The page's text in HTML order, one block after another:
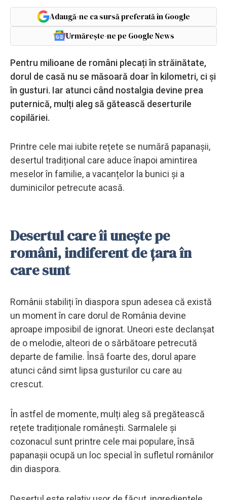
Adaugă-ne ca sursă preferată în Google
Urmărește-ne pe Google News
Pentru milioane de români plecați în străinătate,
dorul de casă nu se măsoară doar în kilometri, ci și
în gusturi. Iar atunci când nostalgia devine prea
puternică, mulți aleg să gătească deserturile
copilăriei.
Printre cele mai iubite rețete se numără papanașii,
desertul tradițional care aduce înapoi amintirea
meselor în familie, a vacanțelor la bunici și a
duminicilor petrecute acasă.
Desertul care îi unește pe
români, indiferent de țara în
care sunt
Românii stabiliți în diaspora spun adesea că există
un moment în care dorul de România devine
aproape imposibil de ignorat. Uneori este declanșat
de o melodie, alteori de o sărbătoare petrecută
departe de familie. Însă foarte des, dorul apare
atunci când simt lipsa gusturilor cu care au
crescut.
În astfel de momente, mulți aleg să pregătească
rețete tradiționale românești. Sarmalele și
cozonacul sunt printre cele mai populare, însă
papanașii ocupă un loc special în sufletul românilor
din diaspora.